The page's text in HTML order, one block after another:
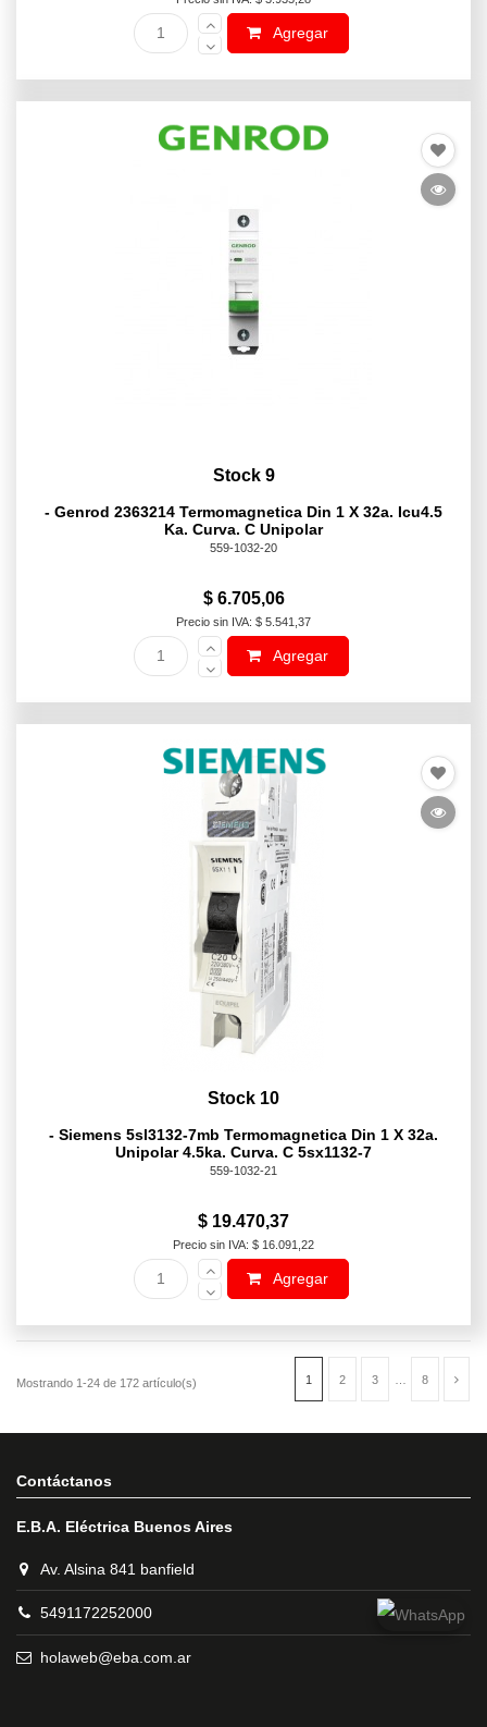
Agregar
Stock 9
- Genrod 2363214 Termomagnetica Din 1 X 32a. Icu4.5
Ka. Curva. C Unipolar
559-1032-20
$ 6.705,06
Precio sin IVA: $ 5.541,37
Agregar
Stock 10
- Siemens 5sl3132-7mb Termomagnetica Din 1 X 32a.
Unipolar 4.5ka. Curva. C 5sx1132-7
559-1032-21
$ 19.470,37
Precio sin IVA: $ 16.091,22
Agregar
Contáctanos
E.B.A. Eléctrica Buenos Aires
Av. Alsina 841 banfield
5491172252000
holaweb@eba.com.ar